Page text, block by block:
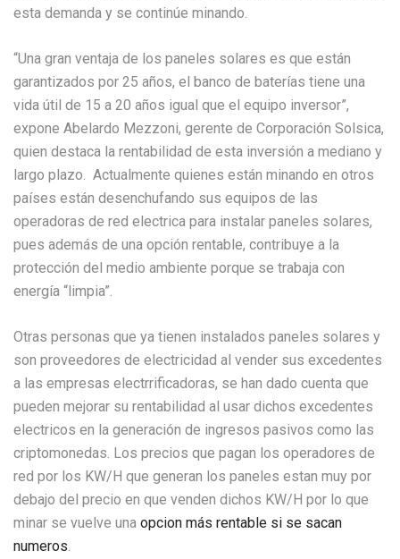
esta demanda y se continúe minando.
“Una gran ventaja de los paneles solares es que están
garantizados por 25 años, el banco de baterías tiene una
vida útil de 15 a 20 años igual que el equipo inversor”,
expone Abelardo Mezzoni, gerente de Corporación Solsica,
quien destaca la rentabilidad de esta inversión a mediano y
largo plazo. Actualmente quienes están minando en otros
países están desenchufando sus equipos de las
operadoras de red electrica para instalar paneles solares,
pues además de una opción rentable, contribuye a la
protección del medio ambiente porque se trabaja con
energía “limpia”.
Otras personas que ya tienen instalados paneles solares y
son proveedores de electricidad al vender sus excedentes
a las empresas electrrificadoras, se han dado cuenta que
pueden mejorar su rentabilidad al usar dichos excedentes
electricos en la generación de ingresos pasivos como las
criptomonedas. Los precios que pagan los operadores de
red por los KW/H que generan los paneles estan muy por
debajo del precio en que venden dichos KW/H por lo que
minar se vuelve una opcion más rentable si se sacan
numeros.